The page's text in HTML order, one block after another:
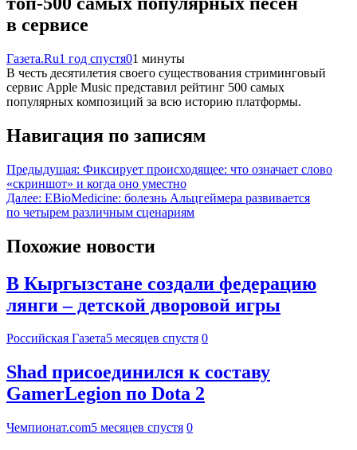
в сервисе
Газета.Ru1 год спустя01 минуты
В честь десятилетия своего существования стриминговый
сервис Apple Music представил рейтинг 500 самых
популярных композиций за всю историю платформы.
Навигация по записям
Предыдущая: Фиксирует происходящее: что означает слово
«скриншот» и когда оно уместно
Далее: EBioMedicine: болезнь Альцгеймера развивается
по четырем различным сценариям
Похожие новости
В Кыргызстане создали федерацию
лянги – детской дворовой игры
Российская Газета5 месяцев спустя 0
Shad присоединился к составу
GamerLegion по Dota 2
Чемпионат.com5 месяцев спустя 0